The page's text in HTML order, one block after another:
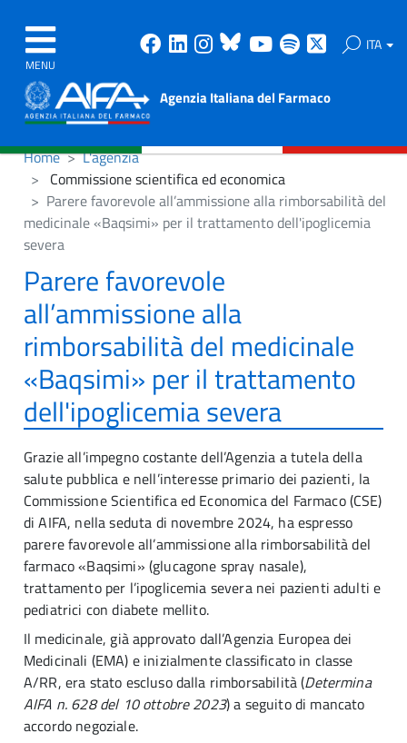
MENU
Facebook
Linkedin
Instagram
Bluesky
Youtube
Spotify ITA
Agenzia Italiana del Farmaco
Home
L'agenzia
Commissione scientifica ed economica
Parere favorevole all’ammissione alla rimborsabilità del
medicinale «Baqsimi» per il trattamento dell'ipoglicemia
severa
Parere favorevole
all’ammissione alla
rimborsabilità del medicinale
«Baqsimi» per il trattamento
dell'ipoglicemia severa
Grazie all’impegno costante dell’Agenzia a tutela della
salute pubblica e nell’interesse primario dei pazienti, la
Commissione Scientifica ed Economica del Farmaco (CSE)
di AIFA, nella seduta di novembre 2024, ha espresso
parere favorevole all’ammissione alla rimborsabilità del
farmaco «Baqsimi» (glucagone spray nasale),
trattamento per l’ipoglicemia severa nei pazienti adulti e
pediatrici con diabete mellito.
Il medicinale, già approvato dall’Agenzia Europea dei
Medicinali (EMA) e inizialmente classificato in classe
A/RR, era stato escluso dalla rimborsabilità (Determina
AIFA n. 628 del 10 ottobre 2023) a seguito di mancato
accordo negoziale.